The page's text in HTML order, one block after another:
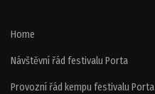
Home
Návštěvní řád festivalu Porta
Provozní řád kempu festivalu Porta